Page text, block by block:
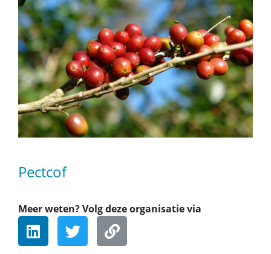
Pectcof
Meer weten? Volg deze organisatie via